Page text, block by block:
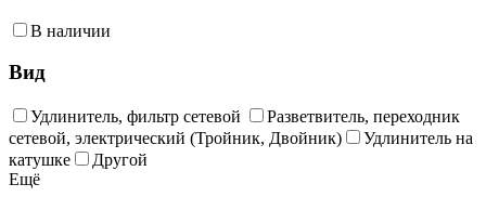
В наличии
Вид
Удлинитель, фильтр сетевой
Разветвитель, переходник
сетевой, электрический (Тройник, Двойник)
Удлинитель на
катушке
Другой
Ещё